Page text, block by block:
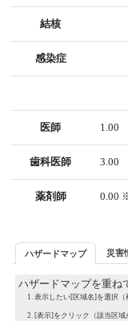
結核
感染症
医師 1.00
歯科医師 3.00
薬剤師 0.00
ハザードマップ 災害
ハザードマップを重ね
表示したい[区域名]を選択（
[表示]をクリック（該当区域